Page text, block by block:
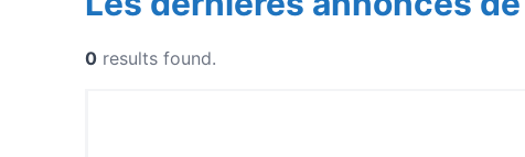
0 results found.